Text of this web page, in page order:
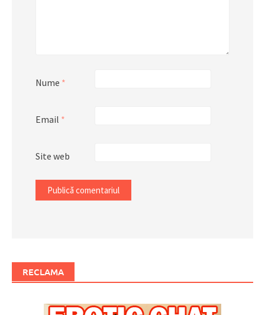
Nume *
Email *
Site web
RECLAMA